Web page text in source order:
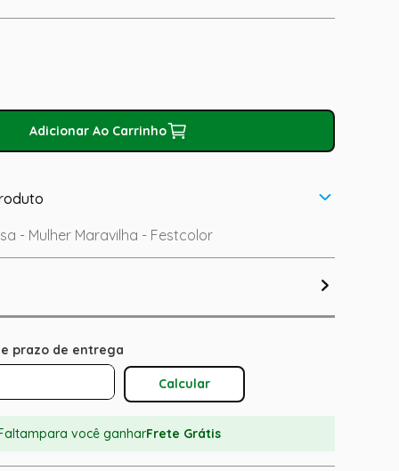
Adicionar Ao Carrinho
- Mulher Maravilha - Festcolor
Calcular O Frete
para você ganharFrete Grátis